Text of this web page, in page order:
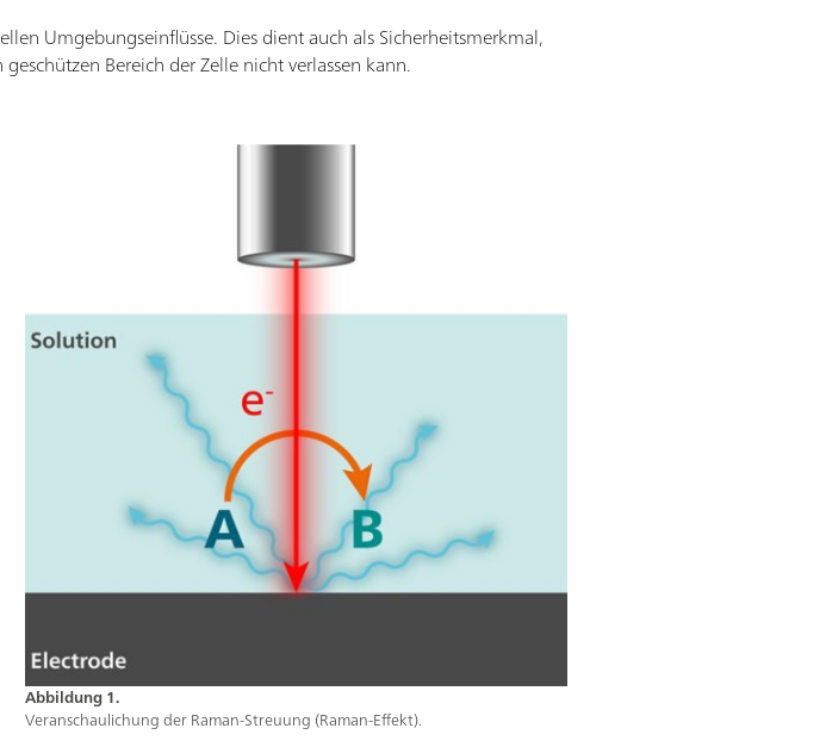
Umgebungseinflüsse. Dies dient auch als Sicherheitsmerkmal,
Bereich der Zelle nicht verlassen kann.
Abbildung 1.
Veranschaulichung der Raman-Streuung (Raman-Effekt).